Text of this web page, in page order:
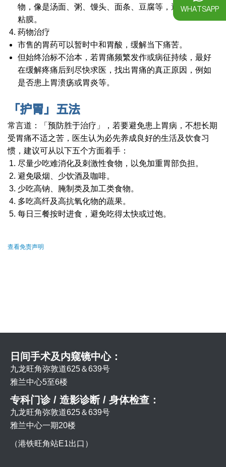
物，像是汤面、粥、馒头、面条、豆腐等，避免刺激胃
粘膜。
药物治疗
市售的胃药可以暂时中和胃酸，缓解当下痛苦。
但始终治标不治本，若胃痛频繁发作或病征持续，最好
在缓解疼痛后到尽快求医，找出胃痛的真正原因，例如
是否患上胃溃疡或胃炎等。
「护胃」五法
常言道：「预防胜于治疗」，若要避免患上胃病，不想长期
受胃痛不适之苦，医生认为必先养成良好的生活及饮食习
惯，建议可从以下五个方面着手：
尽量少吃难消化及刺激性食物，以免加重胃部负担。
避免吸烟、少饮酒及咖啡。
少吃高钠、腌制类及加工类食物。
多吃高纤及高抗氧化物的蔬果。
每日三餐按时进食，避免吃得太快或过饱。
查看免责声明
日间手术及内窥镜中心：
九龙旺角弥敦道625＆639号
雅兰中心5至6楼
专科门诊 / 造影诊断 / 身体检查：
九龙旺角弥敦道625＆639号
雅兰中心一期20楼
（港铁旺角站E1出口）
WHATSAPP